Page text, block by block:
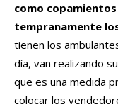
como
tempranamente
tienen los
día, van realizando
que es una medida
colocar los